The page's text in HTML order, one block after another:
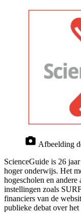
Afbeelding
ScienceGuide is 26
hoger onderwijs. Het
hogescholen en
instellingen zoals
financiers van de
publieke debat over